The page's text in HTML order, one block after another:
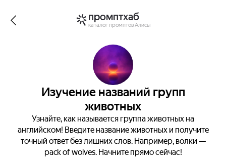
промптхаб
каталог промптов Алисы
Изучение названий групп
животных
Узнайте, как называется группа животных на
английском! Введите название животных и получите
точный ответ без лишних слов. Например, волки —
pack of wolves. Начните прямо сейчас!